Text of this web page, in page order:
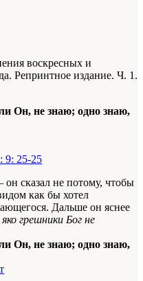
воскресных и
Репринтное издание. Ч. 1.
Он, не знаю; одно знаю,
9: 25-25
он сказал не потому, чтобы
как бы хотел
Дальше он яснее
грешники Бог не
Он, не знаю; одно знаю,